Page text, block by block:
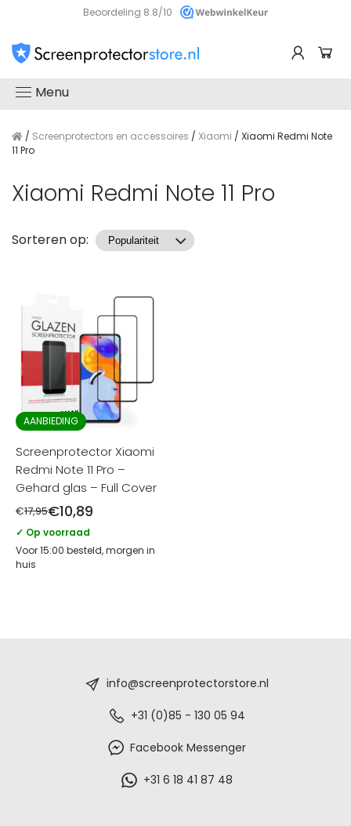
Beoordeling 8.8/10
Menu
/ Screenprotectors en accessoires / Xiaomi / Xiaomi Redmi Note
11 Pro
Xiaomi Redmi Note 11 Pro
Producten
Sorteren op:
AANBIEDING
Screenprotector Xiaomi
Redmi Note 11 Pro –
Gehard glas – Full Cover
€17,95€10,89
✓ Op voorraad
Voor 15:00 besteld, morgen in
huis
info@screenprotectorstore.nl
+31 (0)85 - 130 05 94
Facebook Messenger
+31 6 18 41 87 48